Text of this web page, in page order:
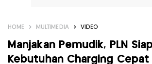
HOME MULTIMEDIA VIDEO
Manjakan Pemudik, PLN
Kebutuhan Charging Cepat